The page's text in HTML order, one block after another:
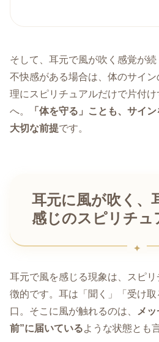
そして、耳元で風が吹く感覚が
不快感がある場合は、体のサイ
理にスピリチュアルだけで片付
へ。
「体を守る」ことも、サイ
大切な前提です。
耳元に風が吹く、
感じのスピリチュ
耳元で風を感じる現象は、スピ
徴的です。耳は「聞く」「受け取
口。そこに風が触れるのは、
メ
前”に届いているような状態とも